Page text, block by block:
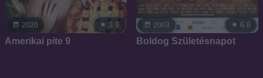
2020 3.9
Amerikai pite 9
2003 6.8
Boldog Születésnapot